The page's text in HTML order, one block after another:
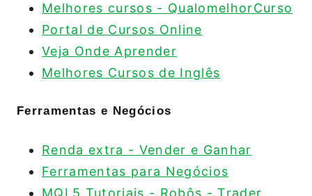
Melhores cursos - QualomelhorCurso
Portal de Cursos Online
Veja Onde Aprender
Melhores Cursos de Inglês
Ferramentas e Negócios
Renda extra - Vender e Ganhar
Ferramentas para Negócios
MQL5 Tutoriais - Robôs - Trader